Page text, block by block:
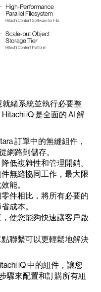
緒系統並執行必要整
iQ 是全面的 AI 解
訂單中的無縫組件，
網路到儲存。
低複雜性和管理開銷。
無縫協同工作，最大限
能。
件相比，將所有必要的
成本。
使您能夠快速讓客戶啟
聯繫可以更輕鬆地解決
iQ 中的組件，讓您
驟來配置和訂購所有組